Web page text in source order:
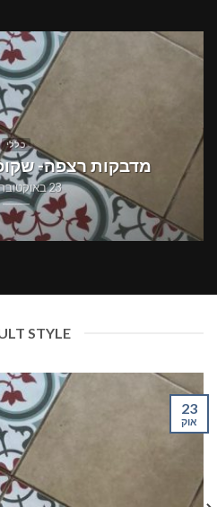
כללי
מדבקות רצפה-
23 באוקטובר 2022
STYLE
23
אוק